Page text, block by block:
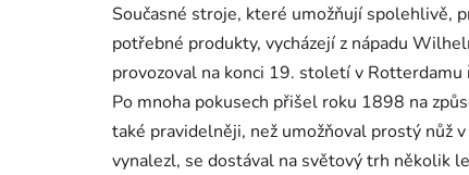
Současné stroje, které umožňují spolehlivě,
potřebné produkty, vycházejí z nápadu
provozoval na konci 19. století v Rotterdamu
Po mnoha pokusech přišel roku 1898 na
také pravidelněji, než umožňoval prostý nůž
vynalezl, se dostával na světový trh několik